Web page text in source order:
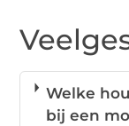
Welke
bij een